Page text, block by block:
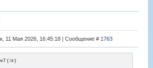
11 Мая 2026, 16:45:18 | Сообщение # 1763
( )